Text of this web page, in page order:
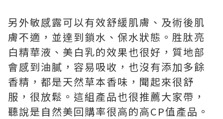
另外敏感露可以有效舒緩肌膚、及術後肌
膚不適，並達到鎖水、保水狀態。胜肽亮
白精華液、美白乳的效果也很好，質地部
會感到油膩，容易吸收，也沒有添加多餘
香精，都是天然草本香味，聞起來很舒
服，很放鬆。這組產品也很推薦大家帶，
聽說是自然美回購率很高的高CP值產品。